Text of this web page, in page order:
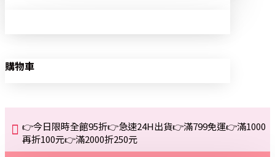
購物車
👉今日限時全館95折👉急速24H出貨👉滿799免運👉滿1000
再折100元👉滿2000折250元